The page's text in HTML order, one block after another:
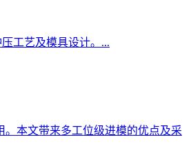
工艺及模具设计。...
本文带来多工位级进模的优点及采